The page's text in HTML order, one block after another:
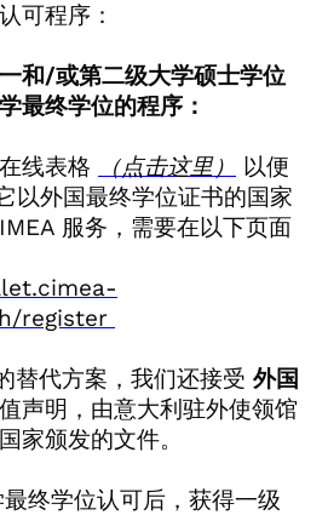
可程序：
和/或第二级大学硕士学位
最终学位的程序：
线表格 （点击这里）
以便
以外国最终学位证书的国家
服务，需要在以下页面
register
替代方案，我们还接受 外国
声明，由意大利驻外使领馆
家颁发的文件。
终学位认可后，获得一级